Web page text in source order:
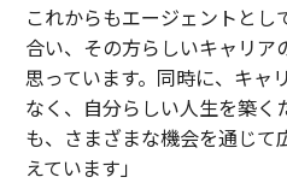
これからもエージェントとし
合い、その方らしいキャリア
思っています。同時に、キャ
なく、自分らしい人生を築
も、さまざまな機会を通じて
えています」